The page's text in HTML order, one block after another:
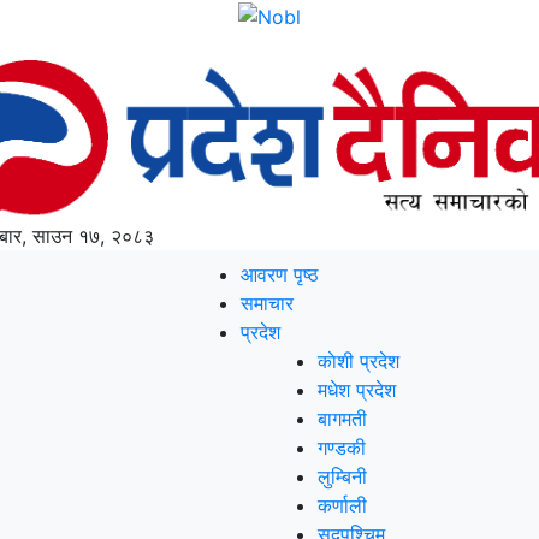
साउन १७, २०८३
आवरण पृष्‍ठ
समाचार
प्रदेश
काेशी प्रदेश
मधेश प्रदेश
बागमती
गण्डकी
लुम्बिनी
कर्णाली